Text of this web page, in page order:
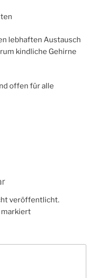
lebhaften Austausch
kindliche Gehirne
offen für alle
veröffentlicht.
markiert